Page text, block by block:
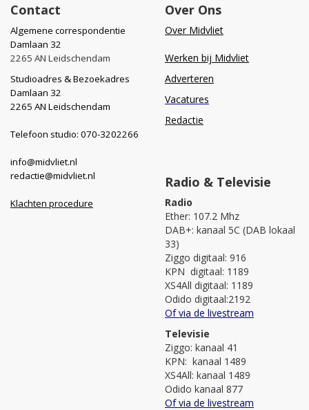
Contact
Algemene correspondentie
Damlaan 32
2265 AN Leidschendam
Studioadres & Bezoekadres
Damlaan 32
2265 AN Leidschendam
Telefoon studio: 070-3202266
info@midvliet.nl
redactie@midvliet.nl
Klachten procedure
Over Ons
Over Midvliet
Werken bij Midvliet
Adverteren
Vacatures
Redactie
Radio & Televisie
Radio
Ether: 107.2 Mhz
DAB+: kanaal 5C (DAB lokaal
33)
Ziggo digitaal: 916
KPN digitaal: 1189
XS4All digitaal: 1189
Odido digitaal:2192
Of via de livestream
Televisie
Ziggo: kanaal 41
KPN: kanaal 1489
XS4All: kanaal 1489
Odido kanaal 877
Of via de livestream